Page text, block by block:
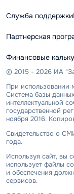
Служба поддержки
Партнерская
Финансовые
© 2015 - 2026 ИА
При использовании
Система базы
интеллектуальной
государственной
ноября 2016.
Свидетельство о
года.
Используя сайт, вы
использует файлы
и обеспечения
сервисов.